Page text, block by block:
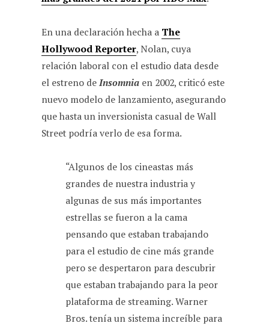
k
p
m
En una declaración hecha a The
Hollywood Reporter, Nolan, cuya
relación laboral con el estudio data desde
el estreno deInsomnia en 2002, criticó este
nuevo modelo de lanzamiento, asegurando
que hasta un inversionista casual de Wall
Street podría verlo de esa forma.
“Algunos de los cineastas más
grandes de nuestra industria y
algunas de sus más importantes
estrellas se fueron a la cama
pensando que estaban trabajando
para el estudio de cine más grande
pero se despertaron para descubrir
que estaban trabajando para la peor
plataforma de streaming. Warner
Bros. tenía un sistema increíble para